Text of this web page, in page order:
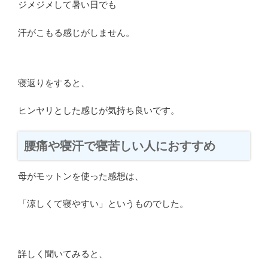
ジメジメして暑い日でも
汗がこもる感じがしません。
寝返りをすると、
ヒンヤリとした感じが気持ち良いです。
腰痛や寝汗で寝苦しい人におすすめ
母がモットンを使った感想は、
「涼しくて寝やすい」というものでした。
詳しく聞いてみると、